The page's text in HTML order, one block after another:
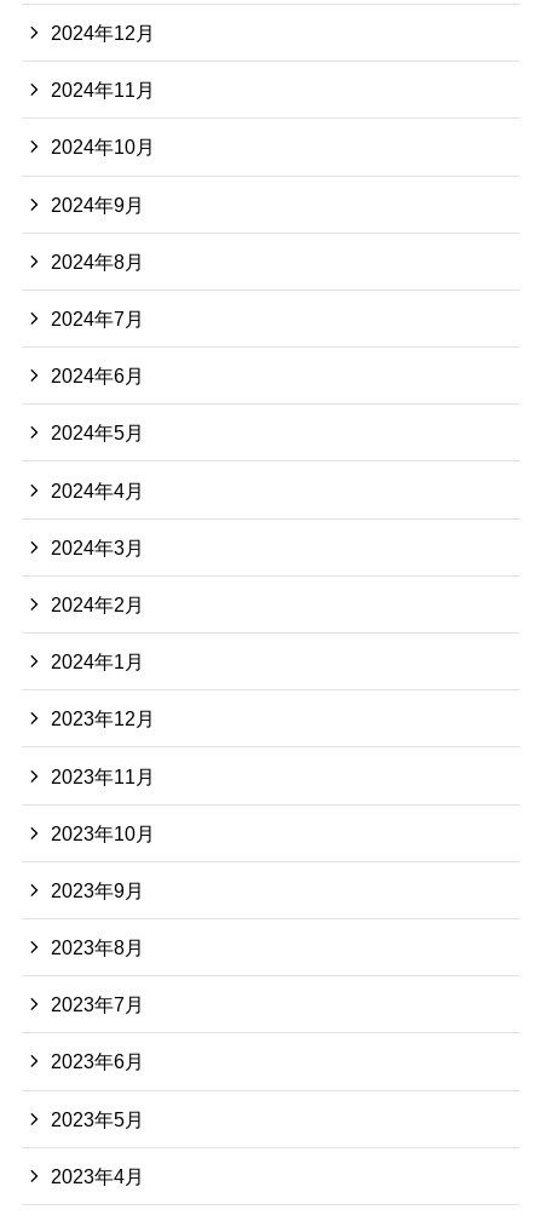
2024年12月
2024年11月
2024年10月
2024年9月
2024年8月
2024年7月
2024年6月
2024年5月
2024年4月
2024年3月
2024年2月
2024年1月
2023年12月
2023年11月
2023年10月
2023年9月
2023年8月
2023年7月
2023年6月
2023年5月
2023年4月